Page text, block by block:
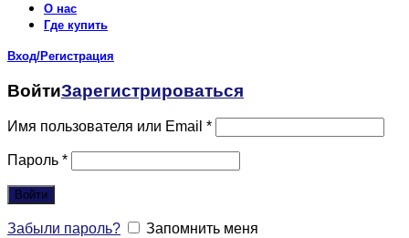
О нас
Где купить
Вход/Регистрация
ВойтиЗарегистрироваться
Имя пользователя или Email *
Пароль *
Войти
Забыли пароль? Запомнить меня